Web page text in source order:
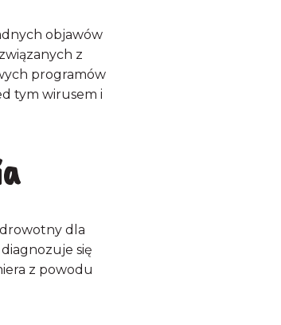
objawów
z
programów
tym wirusem i
dla
się
z powodu